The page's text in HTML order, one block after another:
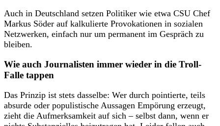
Auch in Deutschland setzen Politiker wie etwa CSU Chef
Markus Söder auf kalkulierte Provokationen in sozialen
Netzwerken, einfach nur um permanent im Gespräch zu
bleiben.
Wie auch Journalisten immer wieder in die Troll-
Falle tappen
Das Prinzip ist stets dasselbe: Wer durch pointierte, teils
absurde oder populistische Aussagen Empörung erzeugt,
zieht die Aufmerksamkeit auf sich – selbst dann, wenn er